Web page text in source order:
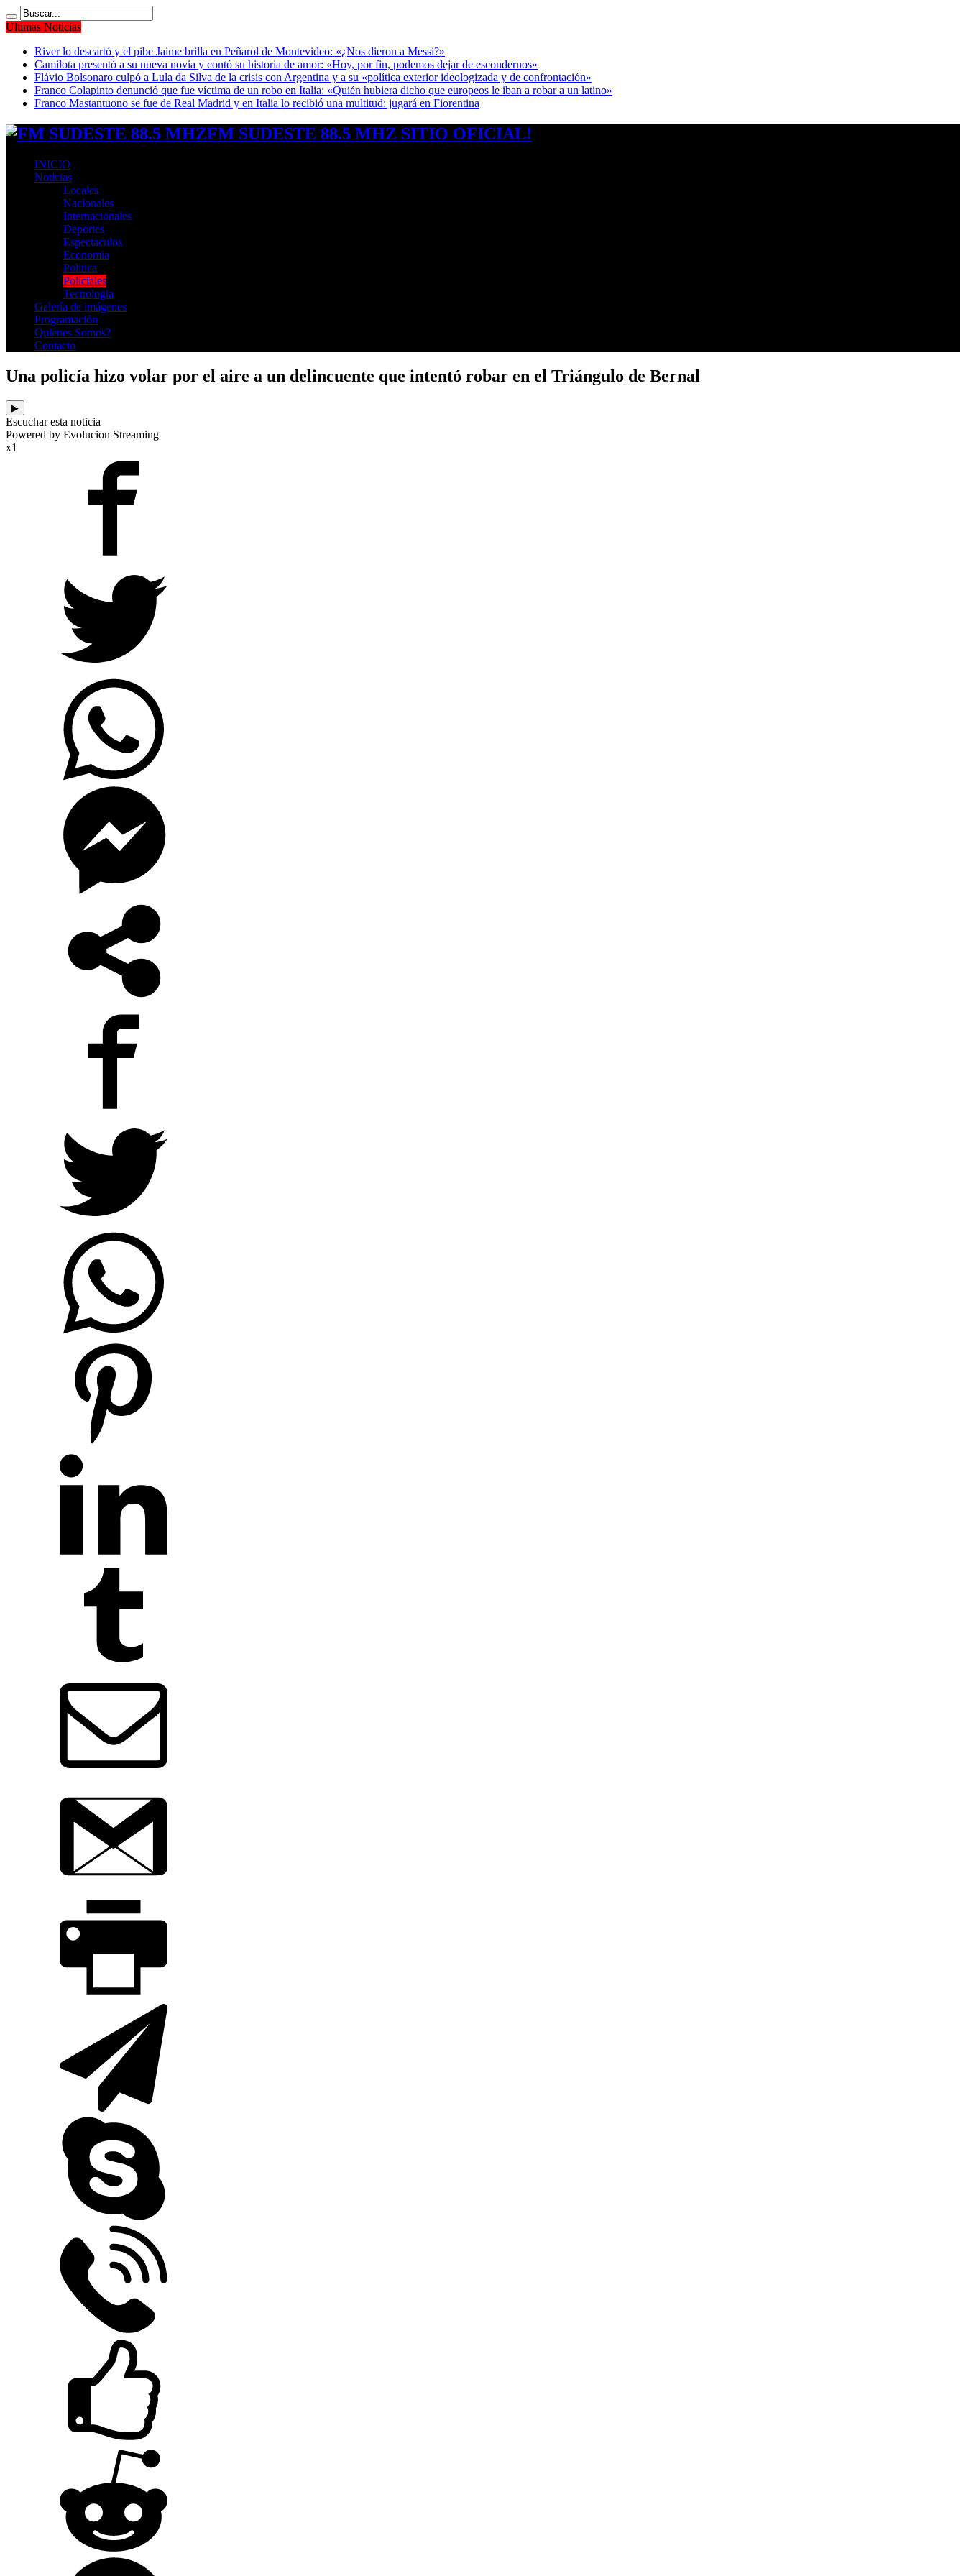
Ultimas Noticias
River lo descartó y el pibe Jaime brilla en Peñarol de Montevideo: «¿Nos dieron a Messi?»
Camilota presentó a su nueva novia y contó su historia de amor: «Hoy, por fin, podemos dejar de escondernos»
Flávio Bolsonaro culpó a Lula da Silva de la crisis con Argentina y a su «política exterior ideologizada y de confrontación»
Franco Colapinto denunció que fue víctima de un robo en Italia: «Quién hubiera dicho que europeos le iban a robar a un latino»
Franco Mastantuono se fue de Real Madrid y en Italia lo recibió una multitud: jugará en Fiorentina
FM SUDESTE 88.5 MHZ SITIO OFICIAL!
INICIO
Noticias
Locales
Nacionales
Internacionales
Deportes
Espectaculos
Economia
Politica
Policiales
Tecnologia
Galería de imágenes
Programación
Quienes Somos?
Contacto
Una policía hizo volar por el aire a un delincuente que intentó robar en el Triángulo de Bernal
▶
Escuchar esta noticia
Powered by Evolucion Streaming
x1